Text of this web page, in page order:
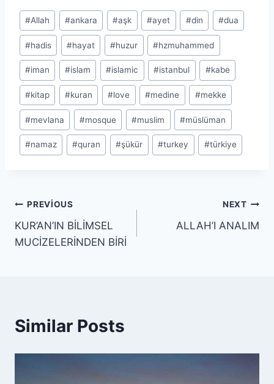
Post
Tags:
#Allah #ankara #aşk #ayet #din #dua
#hadis #hayat #huzur #hzmuhammed
#iman #islam #islamic #istanbul #kabe
#kitap #kuran #love #medine #mekke
#mevlana #mosque #muslim #müslüman
#namaz #quran #şükür #turkey #türkiye
Yazı
gezinmesi
PREVIOUS
KUR’AN’IN BİLİMSEL
MUCİZELERİNDEN BİRİ
NEXT
ALLAH’I ANALIM
Similar Posts